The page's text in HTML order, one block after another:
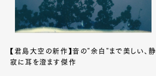
【君島大空の新作】音の"余白"まで美しい、静
寂に耳を澄ます傑作